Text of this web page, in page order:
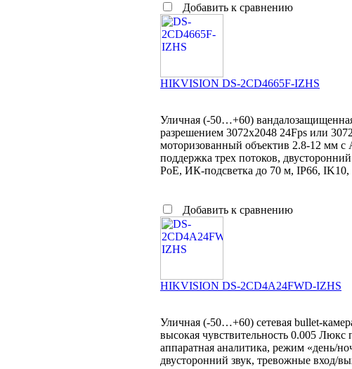
Добавить к сравнению
HIKVISION DS-2CD4665F-IZHS
Уличная (-50…+60)
разрешением 3072x2048 24Fps или
моторизованный объектив 2.8-12 мм
поддержка трех потоков,
PoE, ИК-подсветка до 70 м, IP66, IK10,
Добавить к сравнению
HIKVISION DS-2CD4A24FWD-IZHS
Уличная (-50…+60) сетевая bullet-
высокая чувствительность 0.005
аппаратная аналитика, режим «день/
двусторонний звук, тревожные вход/